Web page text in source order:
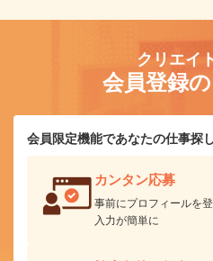
クリエイ
会員登録
会員限定機能であなたの仕事探
カンタン応募
事前にプロフィールを
入力が簡単に